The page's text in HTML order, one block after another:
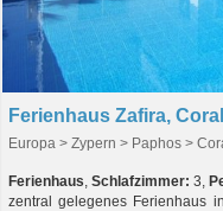
Europa > Zypern > Paphos >
Ferienhaus, Schlafzimmer: 3,
zentral gelegenes Ferienhaus